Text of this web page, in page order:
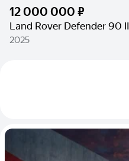
12 000 000 ₽
Land Rover Defender 90 II
2025